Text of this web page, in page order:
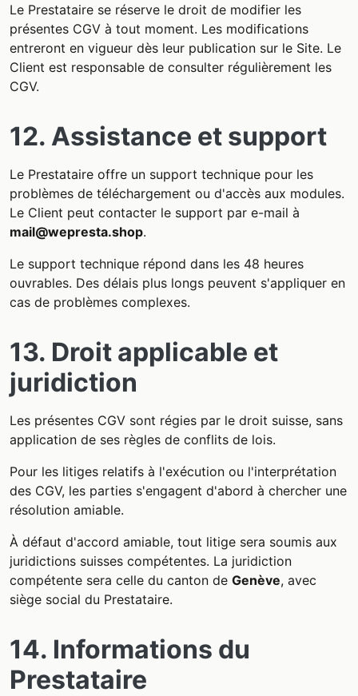
Le Prestataire se réserve le droit de modifier les
présentes CGV à tout moment. Les modifications
entreront en vigueur dès leur publication sur le Site. Le
Client est responsable de consulter régulièrement les
CGV.
12. Assistance et support
Le Prestataire offre un support technique pour les
problèmes de téléchargement ou d'accès aux modules.
Le Client peut contacter le support par e-mail à
mail@wepresta.shop.
Le support technique répond dans les 48 heures
ouvrables. Des délais plus longs peuvent s'appliquer en
cas de problèmes complexes.
13. Droit applicable et
juridiction
Les présentes CGV sont régies par le droit suisse, sans
application de ses règles de conflits de lois.
Pour les litiges relatifs à l'exécution ou l'interprétation
des CGV, les parties s'engagent d'abord à chercher une
résolution amiable.
À défaut d'accord amiable, tout litige sera soumis aux
juridictions suisses compétentes. La juridiction
compétente sera celle du canton de Genève, avec
siège social du Prestataire.
14. Informations du
Prestataire